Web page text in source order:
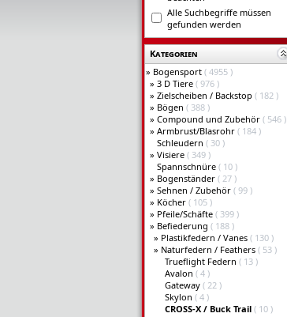
Alle Suchbegriffe müssen
gefunden werden
Kategorien
» Bogensport ( 4955 )
» 3 D Tiere ( 976 )
» Zielscheiben / Backstop ( 182 )
» Bögen ( 388 )
» Compound und Zubehör ( 546 )
» Armbrust/Blasrohr ( 184 )
Schleudern ( 30 )
» Visiere ( 349 )
Spannschnüre ( 10 )
» Bogenständer ( 27 )
» Sehnen / Zubehör ( 99 )
» Köcher ( 105 )
» Pfeile/Schäfte ( 399 )
» Befiederung ( 188 )
» Plastikfedern / Vanes ( 130 )
» Naturfedern / Feathers ( 53 )
Trueflight Federn ( 13 )
Avalon ( 4 )
Gateway ( 22 )
Skylon ( 4 )
CROSS-X / Buck Trail ( 10 )